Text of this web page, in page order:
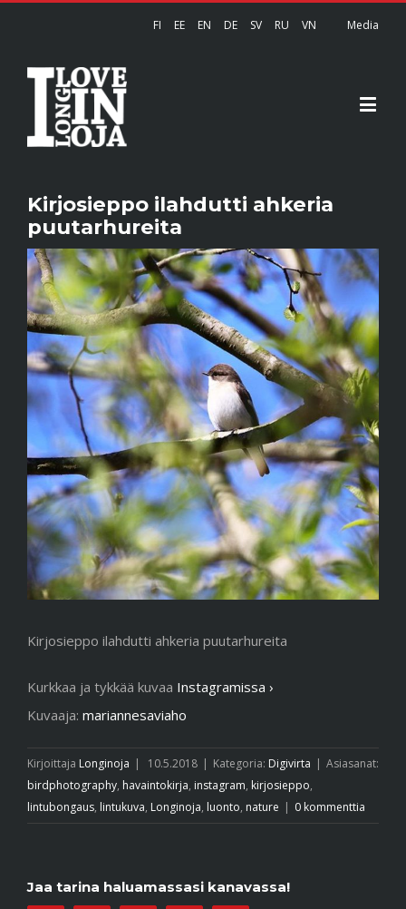
FI EE EN DE SV RU VN Media
Kirjosieppo ilahdutti ahkeria
puutarhureita
View
Larger
Image
Kirjosieppo ilahdutti ahkeria puutarhureita
Kurkkaa ja tykkää kuvaa Instagramissa ›
Kuvaaja: mariannesaviaho
Kirjoittaja Longinoja | 10.5.2018 | Kategoria: Digivirta | Asiasanat:
birdphotography, havaintokirja, instagram, kirjosieppo,
lintubongaus, lintukuva, Longinoja, luonto, nature | 0 kommenttia
Jaa tarina haluamassasi kanavassa!